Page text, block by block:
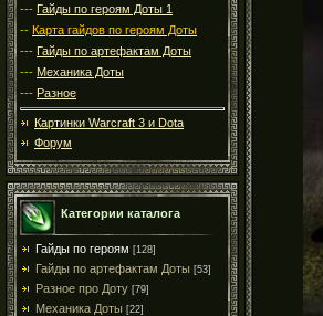
--- Гайды по героям Доты 1
-- Карта гайдов по героям Доты
--- Гайды по артефактам Доты
--- Механика Доты
--- Разное
Картинки Warcraft 3 и Dota
Форум
Категории каталога
Гайды по героям [128]
Гайды по артефактам Доты [53]
Разное про Доту [79]
Механика Доты [22]